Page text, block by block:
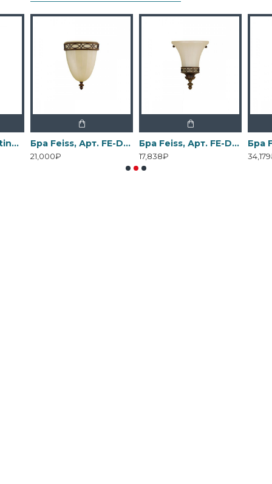
Бра Elstead Lighting, Арт. DL-COSMOS1 Бра Feiss, Арт. FE-DRAWING-ROOM-WU1
21,000₽
Бра Feiss, Арт. FE-DRAWING-ROOM-WU2
17,838₽